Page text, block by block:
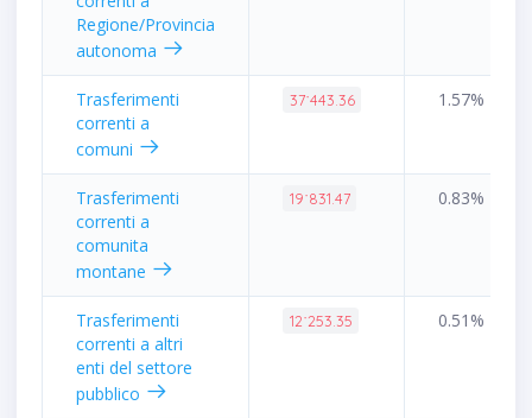
Regione/Provincia
autonoma
Trasferimenti
correnti a
comuni
37˙443.36 1.57%
Trasferimenti
correnti a
comunita
montane
19˙831.47 0.83%
Trasferimenti
correnti a altri
enti del settore
pubblico
12˙253.35 0.51%